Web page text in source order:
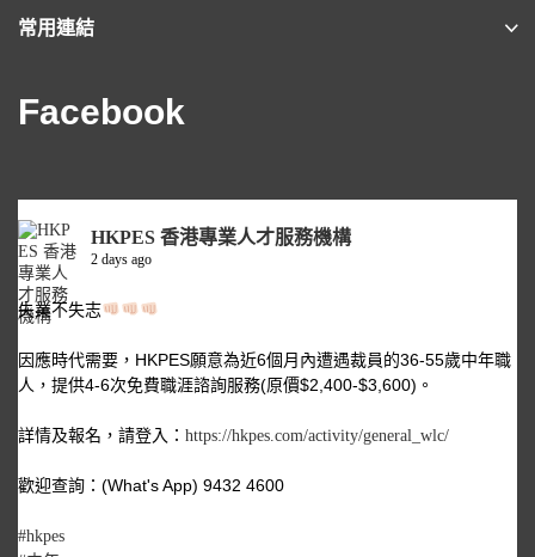
常用連結
Facebook
HKPES 香港專業人才服務機構
2 days ago
失業不失志
因應時代需要，HKPES願意為近6個月內遭遇裁員的36-55歲中年職
人，提供4-6次免費職涯諮詢服務(原價$2,400-$3,600)。
詳情及報名，請登入： https://hkpes.com/activity/general_wlc/
歡迎查詢：(What's App) 9432 4600
#hkpes